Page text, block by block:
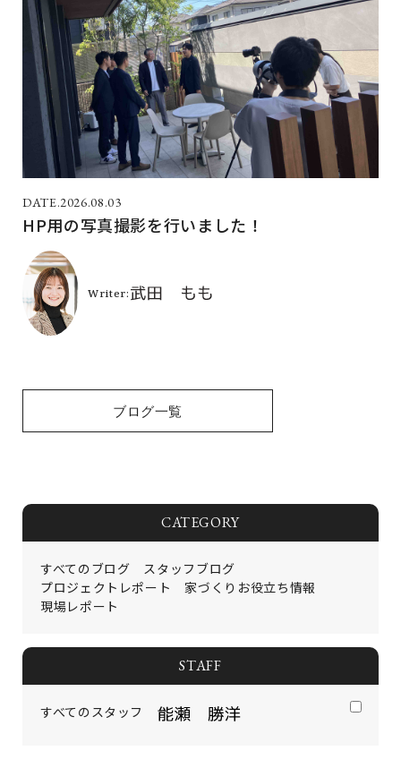
2026.08.03
HP用の写真撮影を行いました！
ブログ一覧
CATEGORY
すべてのブログ
スタッフブログ
プロジェクトレポート
家づくりお役立ち情報
現場レポート
STAFF
すべてのスタッフ